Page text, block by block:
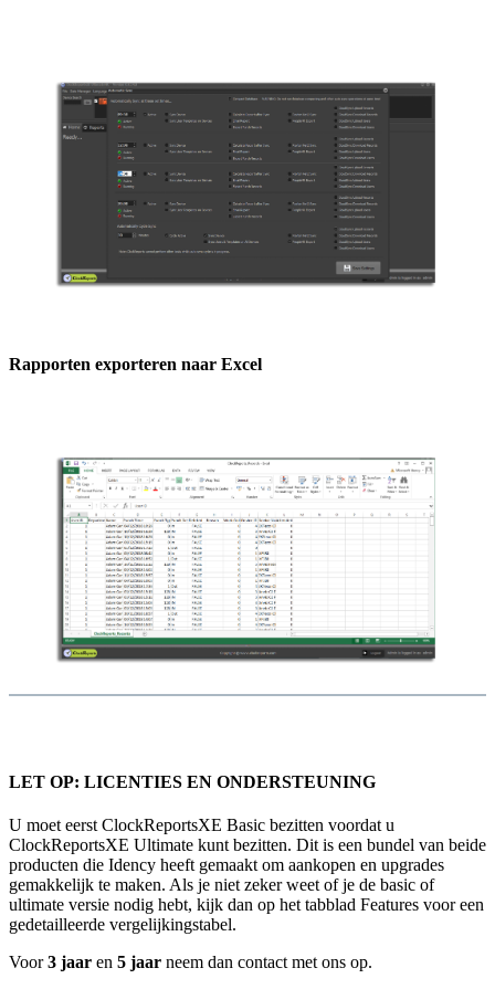
Rapporten exporteren naar Excel
LET OP: LICENTIES EN ONDERSTEUNING
U moet eerst ClockReportsXE Basic bezitten voordat u
ClockReportsXE Ultimate kunt bezitten. Dit is een bundel van beide
producten die Idency heeft gemaakt om aankopen en upgrades
gemakkelijk te maken. Als je niet zeker weet of je de basic of
ultimate versie nodig hebt, kijk dan op het tabblad Features voor een
gedetailleerde vergelijkingstabel.
Voor3 jaar en 5 jaar neem dan contact met ons op.